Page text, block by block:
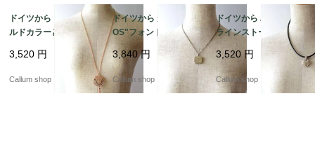
ドイツから ピンクゴー
ルドカラーとラインス
トーンメダルのペンダ
ント コスチュームジュ
エリー アクセサリー ア
3,520 円
Callum shop
ドイツから かわいい"S
OS"フォントのロケッ
トペンダント コスチュ
ームジュエリー アクセ
サリー アンティーク_2
60727 ia0044
3,840円
Callum shop
ドイツから ハート型の
ラインストーンチャー
ム ペンダント コスチュ
ームジュエリー アクセ
サリー アンティーク_2
60727 ia0043
3,520 円
Callum shop